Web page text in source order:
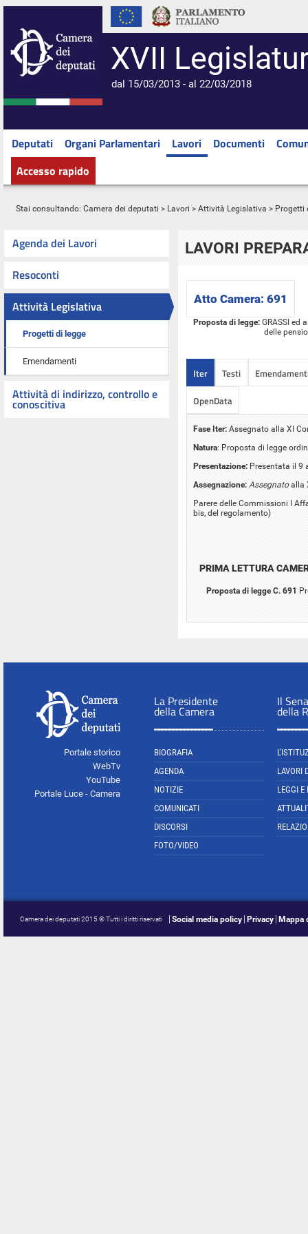
XVII
dal 15/03/2013 - al 22/03/2018
Deputati Organi Parlamentari Lavori Documenti
Accesso rapido
Stai consultando: Camera dei deputati > Lavori > Attività Legislativa > Progetti
Agenda dei Lavori
Resoconti
Attività Legislativa
Progetti di legge
Emendamenti
Attività di indirizzo, controllo e
conoscitiva
LAVORI
Atto Camera: 691
Proposta di legge: GRASSI ed
delle
Iter Testi
OpenData
Fase Iter: Assegnato alla XI
Natura: Proposta di legge
Presentazione: Presentata il 9
Assegnazione: Assegnatoalla
Parere delle Commissioni I
bis, del regolamento)
PRIMA LETTURA
Proposta di legge C. 691
Portale storico
WebTv
YouTube
Portale Luce - Camera
La Presidente
della Camera
BIOGRAFIA
AGENDA
NOTIZIE
COMUNICATI
DISCORSI
FOTO/VIDEO
Il
della
LAVORI
LEGGI E
Camera dei deputati 2015 © Tutti i diritti riservati Social media policy Privacy Mappa